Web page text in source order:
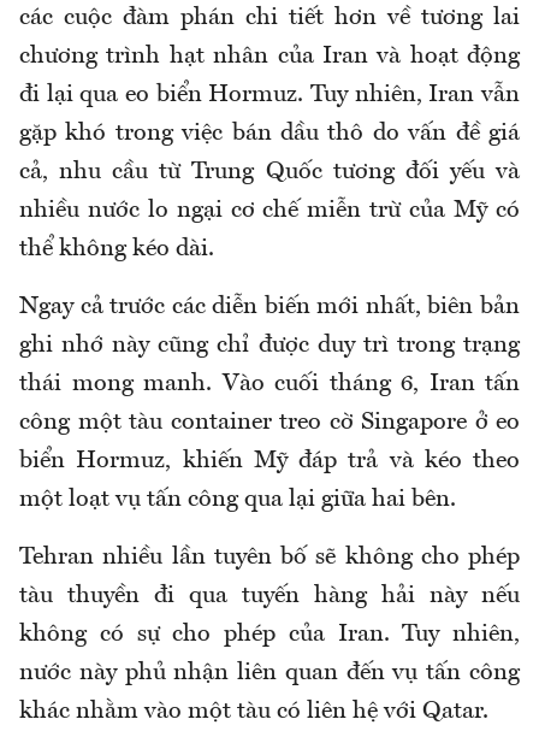
các cuộc đàm phán chi tiết hơn về tương lai
chương trình hạt nhân của Iran và hoạt động
đi lại qua eo biển Hormuz. Tuy nhiên, Iran vẫn
gặp khó trong việc bán dầu thô do vấn đề giá
cả, nhu cầu từ Trung Quốc tương đối yếu và
nhiều nước lo ngại cơ chế miễn trừ của Mỹ có
thể không kéo dài.
Ngay cả trước các diễn biến mới nhất, biên bản
ghi nhớ này cũng chỉ được duy trì trong trạng
thái mong manh. Vào cuối tháng 6, Iran tấn
công một tàu container treo cờ Singapore ở eo
biển Hormuz, khiến Mỹ đáp trả và kéo theo
một loạt vụ tấn công qua lại giữa hai bên.
Tehran nhiều lần tuyên bố sẽ không cho phép
tàu thuyền đi qua tuyến hàng hải này nếu
không có sự cho phép của Iran. Tuy nhiên,
nước này phủ nhận liên quan đến vụ tấn công
khác nhằm vào một tàu có liên hệ với Qatar.